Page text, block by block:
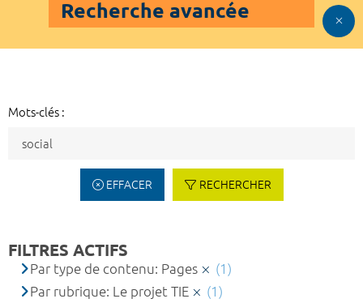
Recherche avancée
Mots-clés :
EFFACER RECHERCHER
FILTRES ACTIFS
Par type de contenu: Pages
(1)
Par rubrique: Le projet TIE
(1)